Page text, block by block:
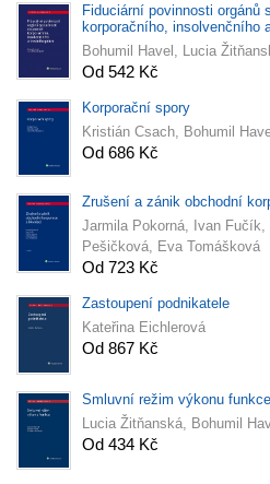
Fiduciární povinnosti orgánů
korporačního, insolvenčního
Bohumil Havel, Lucia
Od 542 Kč
Korporační spory
Kristián Csach, Bohumil
Od 686 Kč
Zrušení a zánik obchodní
Jarmila Pokorná, Ivan
Pešičková, Eva Tomášková
Od 723 Kč
Zastoupení podnikatele
Kateřina Eichlerová
Od 867 Kč
Smluvní režim výkonu funkce
Lucia Žitňanská, Bohumil
Od 434 Kč